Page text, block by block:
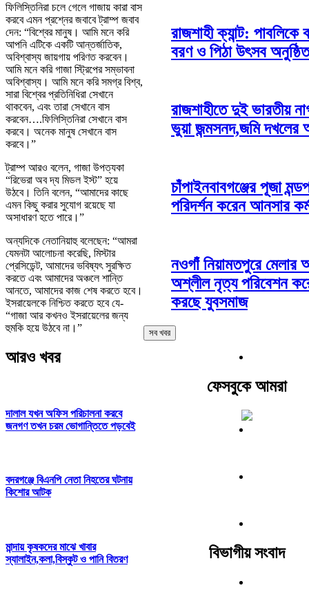
ফিলিস্তিনিরা চলে গেলে গাজায় কারা বাস
করবে এমন প্রশ্নের জবাবে ট্রাম্প জবাব
দেন: “বিশ্বের মানুষ। আমি মনে করি
আপনি এটিকে একটি আন্তর্জাতিক,
অবিশ্বাস্য জায়গায় পরিণত করবেন।
আমি মনে করি গাজা স্ট্রিপের সম্ভাবনা
অবিশ্বাস্য। আমি মনে করি সমগ্র বিশ্ব,
সারা বিশ্বের প্রতিনিধিরা সেখানে
থাকবেন, এবং তারা সেখানে বাস
করবেন….ফিলিস্তিনিরা সেখানে বাস
করবে। অনেক মানুষ সেখানে বাস
করবে।”
ট্রাম্প আরও বলেন, গাজা উপত্যকা
“রিভেরা অব দ্য মিডল ইস্ট” হয়ে
উঠবে। তিনি বলেন, “আমাদের কাছে
এমন কিছু করার সুযোগ রয়েছে যা
অসাধারণ হতে পারে।”
অন্যদিকে নেতানিয়াহু বলেছেন: “আমরা
যেমনটা আলোচনা করেছি, মিস্টার
প্রেসিডেন্ট, আমাদের ভবিষ্যৎ সুরক্ষিত
করতে এবং আমাদের অঞ্চলে শান্তি
আনতে, আমাদের কাজ শেষ করতে হবে।
ইসরায়েলকে নিশ্চিত করতে হবে যে-
“গাজা আর কখনও ইসরায়েলের জন্য
হুমকি হয়ে উঠবে না।”
আরও খবর
দালাল যখন অফিস পরিচালনা করবে
জনগণ তখন চরম ভোগান্তিতে পড়বেই
বদরগঞ্জে বিএনপি নেতা নিহতের ঘটনায়
কিশোর আটক
মান্দায় কৃষকদের মাঝে খাবার
স্যালাইন,কলা,বিস্কুট ও পানি বিতরণ
রাজশাহী ক্যান্ট: পাবলিকে
বরণ ও পিঠা উৎসব অনুষ্ঠিত
রাজশাহীতে দুই ভারতীয়
ভুয়া জন্মসনদ,জমি দখলের
চাঁপাইনবাবগঞ্জের পূজা
পরিদর্শন করেন আনসার
নওগাঁ নিয়ামতপুরে মেলার
অশ্লীল নৃত্য পরিবেশন
করছে যুবসমাজ
সব খবর
ফেসবুকে আমরা
বিভাগীয় সংবাদ